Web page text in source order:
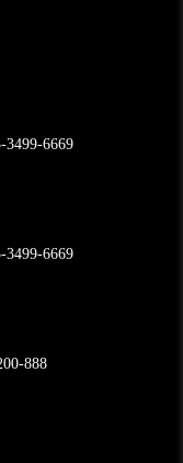
6669
6669
888